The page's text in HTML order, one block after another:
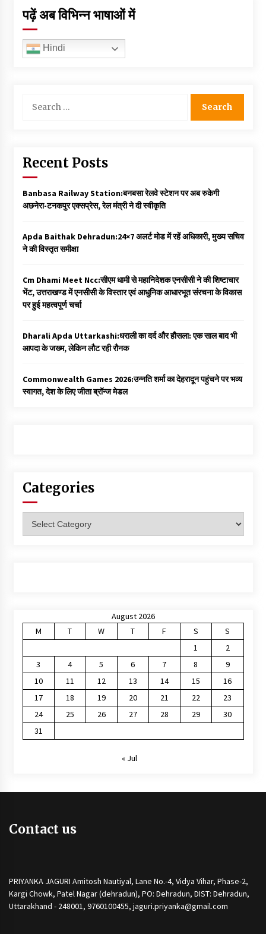
पढ़ें अब विभिन्न भाषाओं में
Hindi
for:
Recent Posts
Banbasa Railway Station:बनबसा रेलवे स्टेशन पर अब रुकेगी
अछनेरा-टनकपुर एक्सप्रेस, रेल मंत्री ने दी स्वीकृति
Apda Baithak Dehradun:24×7 अलर्ट मोड में रहें अधिकारी, मुख्य सचिव
ने की विस्तृत समीक्षा
Cm Dhami Meet Ncc:सीएम धामी से महानिदेशक एनसीसी ने की शिष्टाचार
भेंट, उत्तराखण्ड में एनसीसी के विस्तार एवं आधुनिक आधारभूत संरचना के विकास
पर हुई महत्वपूर्ण चर्चा
Dharali Apda Uttarkashi:धराली का दर्द और हौसला: एक साल बाद भी
आपदा के जख्म, लेकिन लौट रही रौनक
Commonwealth Games 2026:उन्नति शर्मा का देहरादून पहुंचने पर भव्य
स्वागत, देश के लिए जीता ब्रॉन्ज मेडल
Categories
August 2026
M
T W T F S
S
1
2
3
4 5 6 7 8
9
10
11 12 13 14 15
16
17
18 19 20 21 22
23
24
25 26 27 28 29
30
31
« Jul
Contact us
PRIYANKA JAGURI Amitosh Nautiyal, Lane No.-4, Vidya Vihar, Phase-2,
Kargi Chowk, Patel Nagar (dehradun), PO: Dehradun, DIST: Dehradun,
Uttarakhand - 248001, 9760100455, jaguri.priyanka@gmail.com